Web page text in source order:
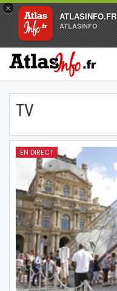
×
ATLASINFO.FR
ATLASINFO
TV
EN DIRECT